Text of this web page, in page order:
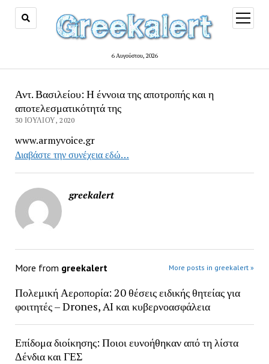
6 Αυγούστου, 2026
open
menu
Αντ. Βασιλείου: Η έννοια της αποτροπής και η
αποτελεσματικότητά της
30 ΙΟΥΛΊΟΥ, 2020
www.armyvoice.gr
Διαβάστε την συνέχεια εδώ…
greekalert
More from greekalert More posts in greekalert »
Πολεμική Αεροπορία: 20 θέσεις ειδικής θητείας για
φοιτητές – Drones, AI και κυβερνοασφάλεια
Επίδομα διοίκησης: Ποιοι ευνοήθηκαν από τη λίστα
Δένδια και ΓΕΣ